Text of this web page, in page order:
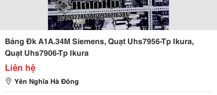
Bảng Đk A1A.34M Siemens, Quạt Uhs7956-Tp Ikura,
Quạt Uhs7906-Tp Ikura
Liên hệ
Yên Nghĩa Hà Đông